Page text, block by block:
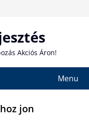
Akciós Áron!
Menu
jon